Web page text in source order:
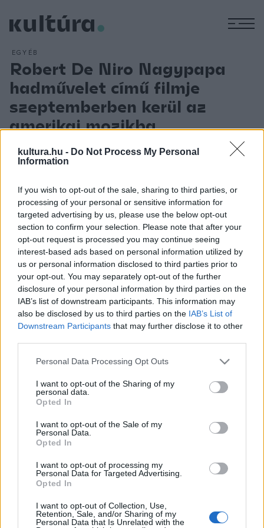
kultura.hu - Do Not Process My Personal
Information
If you wish to opt-out of the sale, sharing to third parties, or
processing of your personal or sensitive information for
targeted advertising by us, please use the below opt-out
section to confirm your selection. Please note that after your
opt-out request is processed you may continue seeing
interest-based ads based on personal information utilized by
us or personal information disclosed to third parties prior to
your opt-out. You may separately opt-out of the further
disclosure of your personal information by third parties on the
IAB’s list of downstream participants. This information may
also be disclosed by us to third parties on the IAB’s List of
Downstream Participants that may further disclose it to other
Please note that this website/app uses one or more Google
not limited to your visit or usage behaviour. You may click to
grant or deny consent to Google and its third-party tags to
use your data for below specified purposes in below Google
consent section.
Personal Data Processing Opt Outs
I want to opt-out of the Sharing of my
personal data.
Opted In
I want to opt-out of the Sale of my
Personal Data.
Opted In
I want to opt-out of processing my
Personal Data for Targeted Advertising.
Opted In
I want to opt-out of Collection, Use,
Retention, Sale, and/or Sharing of my
Personal Data that Is Unrelated with the
EGYÉB
Robert De Niro Nagypapa
hadművelet című filmje
szeptemberben kerül az
amerikai mozikba
A Tim Hill rendezésében forgatott film Robert Kimmel Smith
War WithGrandpa
mikor hozzájuk költözik. Bár a fiú szereti a nagyapját, nem
akar lemondani a szobájáról sem, ezért barátai segítségével
indít támadást, hogy visszaszerezze, de mivel a nagyapát
kemény fából faragták, a piszkálódás lassan egész
háborúvá fajul.
A Variety.com cikke szerint Peter szerepét azElliott, a
sárkányból is ismert Oakes Fegley játssza, a nagypapát
pedig De Niro alakítja. A film sztárjai között olvasható Uma
VILÁG